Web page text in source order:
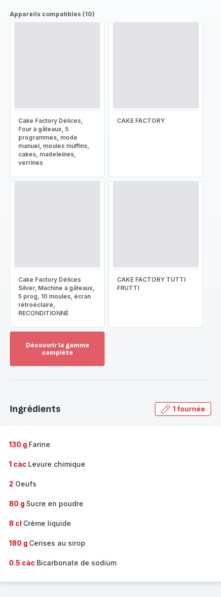
Appareils compatibles (10)
Cake Factory Délices,
Four à gâteaux, 5
programmes, mode
manuel, moules muffins,
cakes, madeleines,
verrines
CAKE FACTORY
Cake Factory Délices
Silver, Machine à gâteaux,
5 prog, 10 moules, écran
rétroéclairé,
RECONDITIONNÉ
CAKE FACTORY TUTTI
FRUTTI
Découvrir la gamme
complète
gamme
Ingrédients 1 fournée
130 g Farine
1 càc Levure chimique
2 Oeufs
80 g Sucre en poudre
8 cl Crème liquide
180 g Cerises au sirop
0.5 càc Bicarbonate de sodium